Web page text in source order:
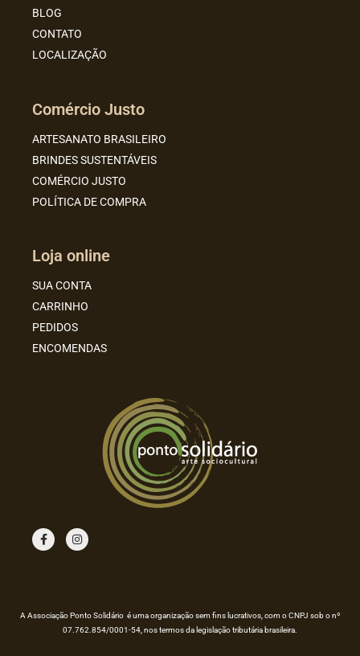
BLOG
CONTATO
LOCALIZAÇÃO
Comércio Justo
ARTESANATO BRASILEIRO
BRINDES SUSTENTÁVEIS
COMÉRCIO JUSTO
POLÍTICA DE COMPRA
Loja online
SUA CONTA
CARRINHO
PEDIDOS
ENCOMENDAS
a
c
e
n
s
t
A Associação Ponto Solidário é uma organização sem fins lucrativos, com o CNPJ sob o nº
07.762.854/0001-54, nos termos da legislação tributária brasileira.